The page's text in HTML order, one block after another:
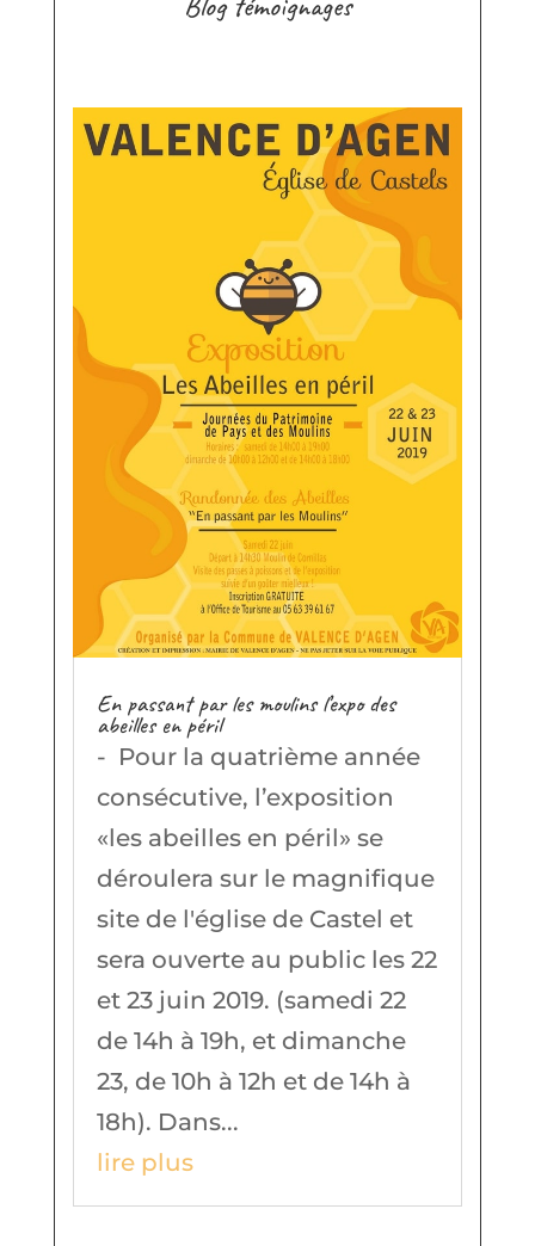
En passant par les moulins l’expo des
abeilles en péril
- Pour la quatrième année
consécutive, l’exposition
«les abeilles en péril» se
déroulera sur le magnifique
site de l'église de Castel et
sera ouverte au public les 22
et 23 juin 2019. (samedi 22
de 14h à 19h, et dimanche
23, de 10h à 12h et de 14h à
18h). Dans...
lire plus